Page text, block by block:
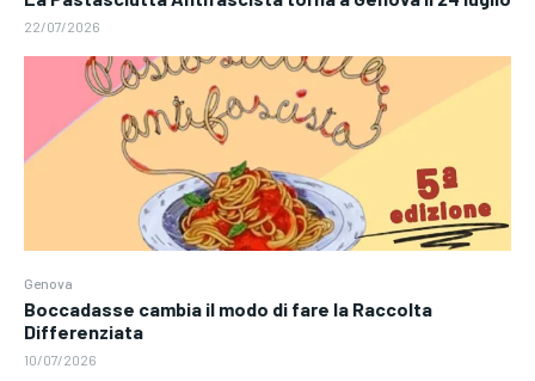
22/07/2026
Genova
Boccadasse cambia il modo di fare la Raccolta
Differenziata
10/07/2026